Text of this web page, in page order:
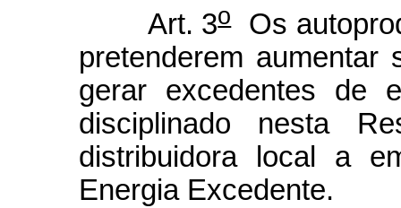
Art. 3o
Os
pretenderem aumentar
gerar excedentes de
disciplinado nesta
distribuidora local a
Energia Excedente.